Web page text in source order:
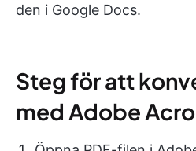
den i Google Docs.
Steg för att
med Adobe